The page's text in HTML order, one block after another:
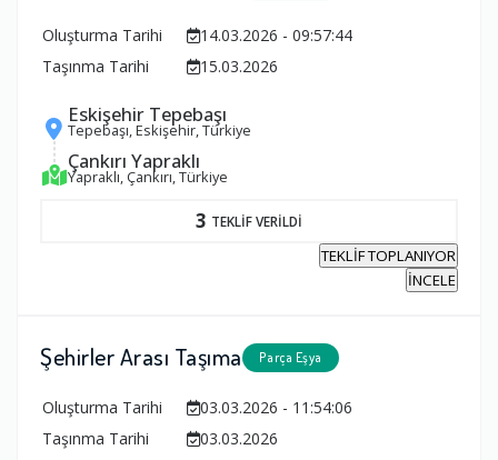
Oluşturma Tarihi
14.03.2026 - 09:57:44
Taşınma Tarihi
15.03.2026
Eskişehir Tepebaşı
Tepebaşı, Eskişehir, Türkiye
Çankırı Yapraklı
Yapraklı, Çankırı, Türkiye
3 TEKLİF VERİLDİ
TEKLİF TOPLANIYOR
İNCELE
Şehirler Arası Taşıma Parça Eşya
Oluşturma Tarihi
03.03.2026 - 11:54:06
Taşınma Tarihi
03.03.2026